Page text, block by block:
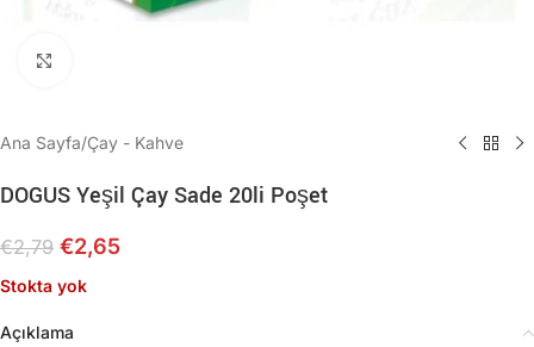
Ana Sayfa/Çay - Kahve
DOGUS Yeşil Çay Sade 20li Poşet
€2,79 €2,65
Stokta yok
Açıklama